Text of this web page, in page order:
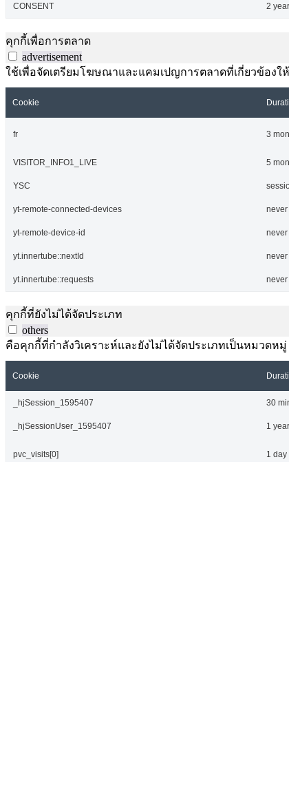
CONSENT 2
คุกกี้เพื่อการตลาด
advertisement
ใช้เพื่อจัดเตรียมโฆษณาและแคมเปญการตลาดที่เกี่ยวข้อง
Cookie
fr 3
VISITOR_INFO1_LIVE 5
YSC
yt-remote-connected-devices never
yt-remote-device-id never
yt.innertube::nextId never
yt.innertube::requests never
คุกกี้ที่ยังไม่ได้จัดประเภท
others
คือคุกกี้ที่กำลังวิเคราะห์และยังไม่ได้จัดประเภทเป็นหมวดหมู่
Cookie
_hjSession_1595407 30
_hjSessionUser_1595407 1 year
pvc_visits[0] 1 day